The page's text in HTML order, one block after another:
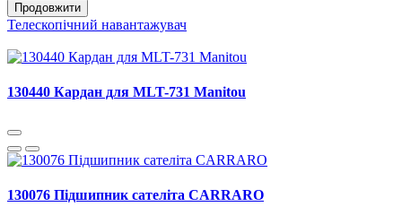
Продовжити
Телескопічний навантажувач
130440 Кардан для MLT-731 Manitou
130076 Підшипник сателіта CARRARO